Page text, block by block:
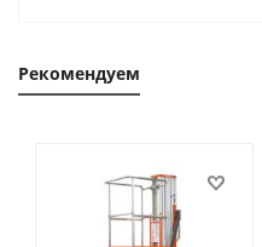
Рекомендуем